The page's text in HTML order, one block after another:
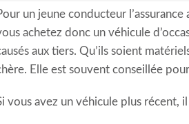
un jeune conducteur
achetez donc un véhicule
aux tiers. Qu’ils soient
Elle est souvent conseillée
vous avez un véhicule plus récent,